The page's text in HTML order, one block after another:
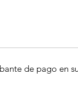
de pago en